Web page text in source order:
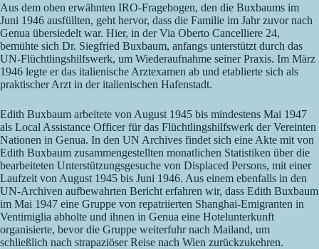
Aus dem oben erwähnten IRO-Fragebogen, den die Buxbaums im
Juni 1946 ausfüllten, geht hervor, dass die Familie im Jahr zuvor nach
Genua übersiedelt war. Hier, in der Via Oberto Cancelliere 24,
bemühte sich Dr. Siegfried Buxbaum, anfangs unterstützt durch das
UN-Flüchtlingshilfswerk, um Wiederaufnahme seiner Praxis. Im März
1946 legte er das italienische Arztexamen ab und etablierte sich als
praktischer Arzt in der italienischen Hafenstadt.
Edith Buxbaum arbeitete von August 1945 bis mindestens Mai 1947
als Local Assistance Officer für das Flüchtlingshilfswerk der Vereinten
Nationen in Genua. In den UN Archives findet sich eine Akte mit von
Edith Buxbaum zusammengestellten monatlichen Statistiken über die
bearbeiteten Unterstützungsgesuche von Displaced Persons, mit einer
Laufzeit von August 1945 bis Juni 1946. Aus einem ebenfalls in den
UN-Archiven aufbewahrten Bericht erfahren wir, dass Edith Buxbaum
im Mai 1947 eine Gruppe von repatriierten Shanghai-Emigranten in
Ventimiglia abholte und ihnen in Genua eine Hotelunterkunft
organisierte, bevor die Gruppe weiterfuhr nach Mailand, um
schließlich nach strapaziöser Reise nach Wien zurückzukehren.